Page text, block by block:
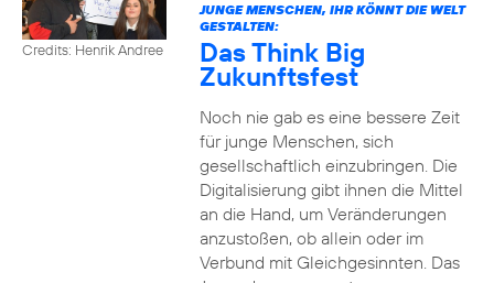
Credits: Henrik Andree
JUNGE MENSCHEN, IHR KÖNNT DIE WELT
GESTALTEN:
Das Think Big
Zukunftsfest
Noch nie gab es eine bessere Zeit
für junge Menschen, sich
gesellschaftlich einzubringen. Die
Digitalisierung gibt ihnen die Mittel
an die Hand, um Veränderungen
anzustoßen, ob allein oder im
Verbund mit Gleichgesinnten. Das